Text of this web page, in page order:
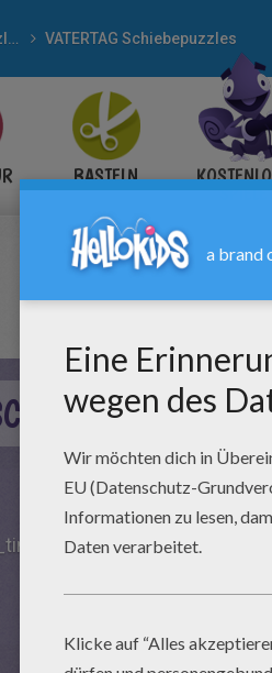
Schiebepuzzles VATERTAG Schiebepuzzles
BASTELN
SPIELE
20110414/250-